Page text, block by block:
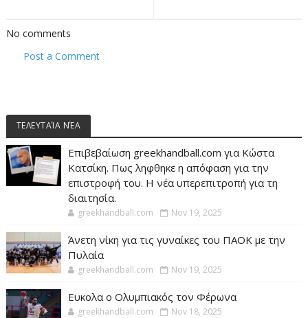
No comments
Post a Comment
ΤΕΛΕΥΤΑΊΑ ΝΈΑ
Επιβεβαίωση greekhandball.com για Κώστα
Κατσίκη. Πως ληφθηκε η απόφαση για την
επιστροφή του. Η νέα υπερεπιτροπή για τη
διαιτησία.
greekhandball.com Nov 19, 2025
Άνετη νίκη για τις γυναίκες του ΠΑΟΚ με την
Πυλαία
greekhandball.com Nov 19, 2025
Ευκολα ο Ολυμπιακός τον Φέρωνα
greekhandball.com Nov 18, 2025